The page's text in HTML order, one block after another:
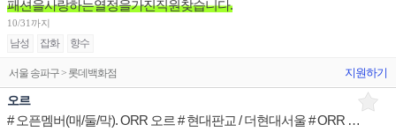
패션을사랑하는열정을가진직원찾습니다.
10/31까지
남성 잡화 향수
서울 송파구 > 롯데백화점 지원하기
오르
# 오픈멤버(매/둘/막). ORR 오르 # 현대판교 / 더현대서울 # ORR 브랜드 Advisior